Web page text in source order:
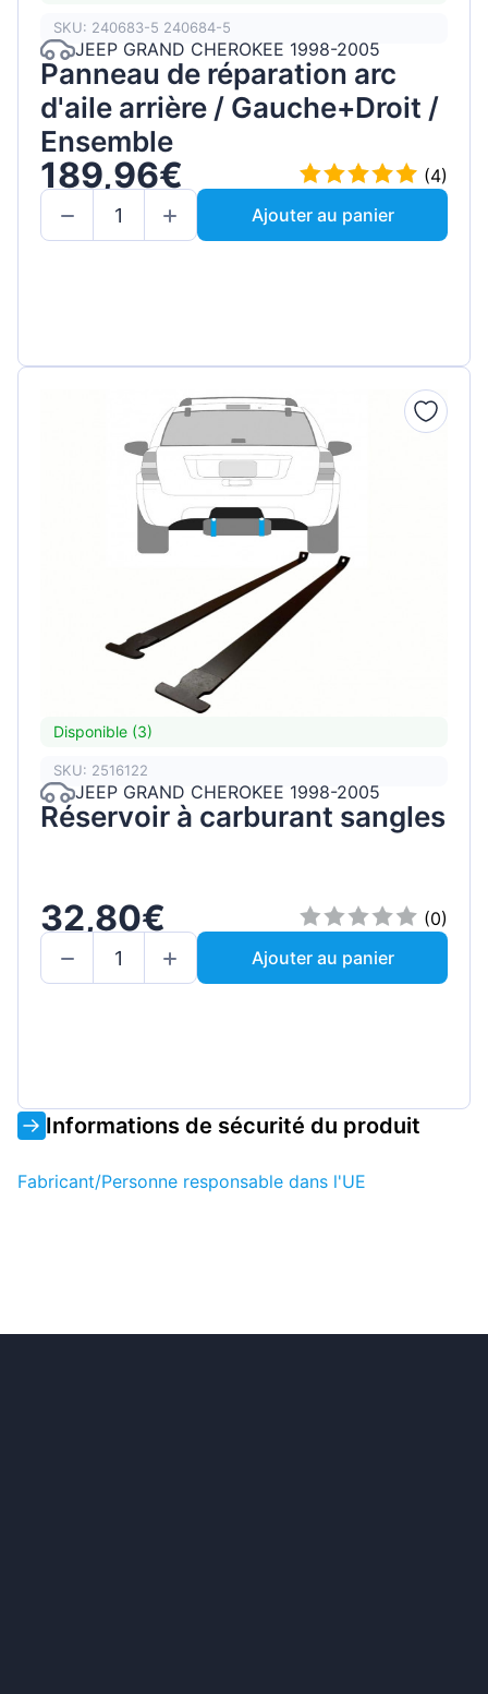
SKU: 240683-5 240684-5
JEEP GRAND CHEROKEE 1998-2005
Panneau de réparation arc
d'aile arrière / Gauche+Droit /
Ensemble
189,96€
(4)
Ajouter au panier
Disponible (3)
SKU: 2516122
JEEP GRAND CHEROKEE 1998-2005
Réservoir à carburant sangles
32,80€
(0)
Ajouter au panier
Informations de sécurité du produit
Fabricant/Personne responsable dans l'UE